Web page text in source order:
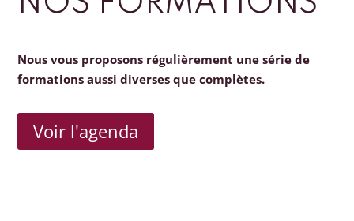
Nous vous proposons régulièrement une série de
formations aussi diverses que complètes.
Voir l'agenda